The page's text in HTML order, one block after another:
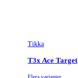
Tikka
T3x Ace Target